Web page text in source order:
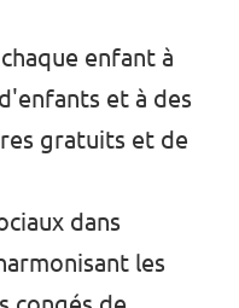
enfant à
et à des
gratuits et de
dans
les